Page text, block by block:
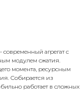
современный агрегат с
модулем сжатия.
момента, ресурсным
Собирается из
работает в сложных